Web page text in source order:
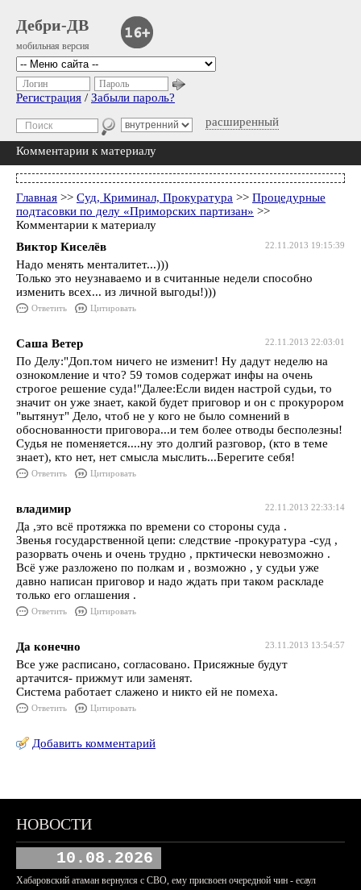
Дебри-ДВ
мобильная версия
расширенный
Логин Пароль
Регистрация / Забыли пароль?
Комментарии к материалу
Главная >> Суд, Криминал, Прокуратура >> Процедурные
подтасовки по делу «Приморских партизан» >>
Комментарии к материалу
22.11.2013 19:15:39
Виктор Киселёв
Надо менять менталитет...)))
Только это неузнаваемо и в считанные недели способно
изменить всех... из личной выгоды!)))
Ответить Цитировать
22.11.2013 22:03:01
Саша Ветер
По Делу:"Доп.том ничего не изменит! Ну дадут неделю на
ознокомление и что? 59 томов содержат инфы на очень
строгое решение суда!"Далее:Если виден настрой судьи, то
значит он уже знает, какой будет приговор и он с прокурором
"вытянут" Дело, чтоб не у кого не было сомнений в
обоснованности приговора...и тем более отводы бесполезны!
Судья не поменяется....ну это долгий разговор, (кто в теме
знает), кто нет, нет смысла мыслить...Берегите себя!
Ответить Цитировать
22.11.2013 22:33:14
владимир
Да ,это всё протяжка по времени со стороны суда .
Звенья государственной цепи: следствие -прокуратура -суд ,
разорвать очень и очень трудно , прктически невозможно .
Всё уже разложено по полкам и , возможно , у судьи уже
давно написан приговор и надо ждать при таком раскладе
только его оглашения .
Ответить Цитировать
23.11.2013 13:54:57
Да конечно
Все уже расписано, согласовано. Присяжные будут
артачится- прижмут или заменят.
Система работает слажено и никто ей не помеха.
Ответить Цитировать
Добавить комментарий
НОВОСТИ
10.08.2026
Хабаровский атаман вернулся с СВО, ему присвоен очередной чин - есаул